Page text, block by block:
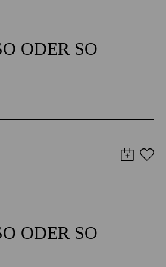
ODER SO
ODER SO